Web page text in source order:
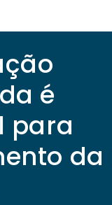
é
para
da